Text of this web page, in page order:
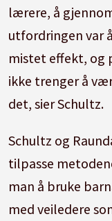
lærere, å
utfordringen var
mistet effekt, og
ikke trenger å
det, sier Schultz.
Schultz og
tilpasse
man å bruke
med veiledere